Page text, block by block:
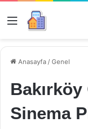
Menü
Anasayfa /Genel
Sinema